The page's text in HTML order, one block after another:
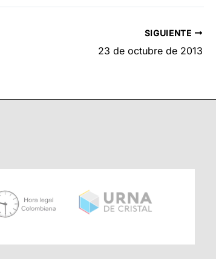
SIGUIENTE
23 de octubre de 2013